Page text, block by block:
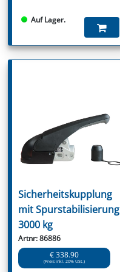
Auf Lager.
Sicherheitskupplung
mit Spurstabilisierung
3000 kg
Artnr: 86886
€ 338.90
(Preis inkl. 20% USt.)